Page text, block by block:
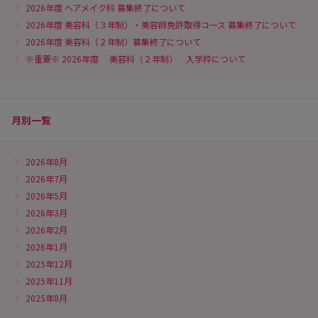
2026年度 ヘアメイク科 募集終了について
2026年度 美容科（３年制）・美容師免許取得コース 募集終了について
2026年度 美容科（２年制）募集終了について
※重要※ 2026年度 美容科（２年制） 入学枠について
月別一覧
2026年8月
2026年7月
2026年5月
2026年3月
2026年2月
2026年1月
2025年12月
2025年11月
2025年8月